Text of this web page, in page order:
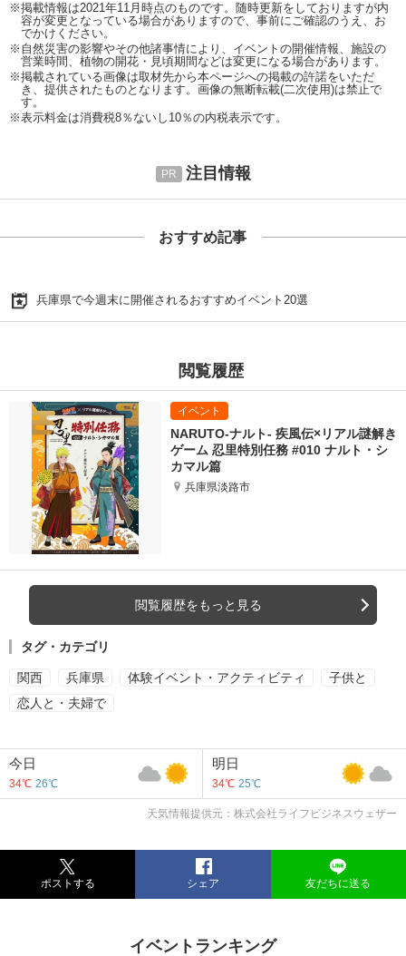
※掲載情報は2021年11月時点のものです。随時更新をしておりますが内
容が変更となっている場合がありますので、事前にご確認のうえ、お
でかけください。
※自然災害の影響やその他諸事情により、イベントの開催情報、施設の
営業時間、植物の開花・見頃期間などは変更になる場合があります。
※掲載されている画像は取材先から本ページへの掲載の許諾をいただ
き、提供されたものとなります。画像の無断転載(二次使用)は禁止で
す。
※表示料金は消費税8％ないし10％の内税表示です。
注目情報
おすすめ記事
兵庫県で今週末に開催されるおすすめイベント20選
閲覧履歴
NARUTO-ナルト- 疾風伝×リアル謎解き
ゲーム 忍里特別任務 #010 ナルト・シ
カマル篇
兵庫県淡路市
閲覧履歴をもっと見る
タグ・カテゴリ
関西 兵庫県 体験イベント・アクティビティ
子供と
恋人と・夫婦で
今日
34℃ 26℃
明日
34℃ 25℃
天気情報提供元：株式会社ライフビジネスウェザー
ポストする シェア 友だちに送る
イベントランキング